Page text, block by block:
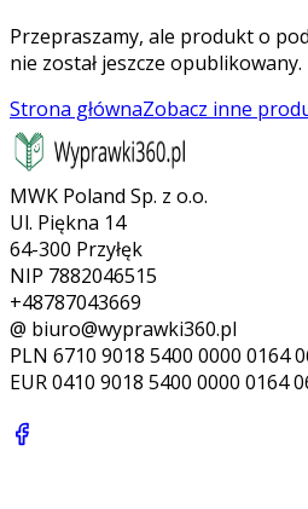
Przepraszamy, ale produkt o
nie został jeszcze opublikowany.
Strona głównaZobacz inne
MWK Poland Sp. z o.o.
Ul. Piękna 14
64-300 Przyłęk
NIP 7882046515
+48787043669
@ biuro@wyprawki360.pl
PLN 6710 9018 5400 0000 0164
EUR0410 9018 5400 0000 0164